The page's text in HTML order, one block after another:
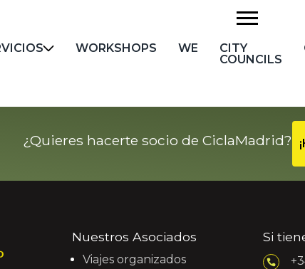
WORKSHOPS WE
CITY
COUNCILS
¿Quieres hacerte socio de CiclaMadrid?
Nuestros Asociados
Viajes organizados
Si